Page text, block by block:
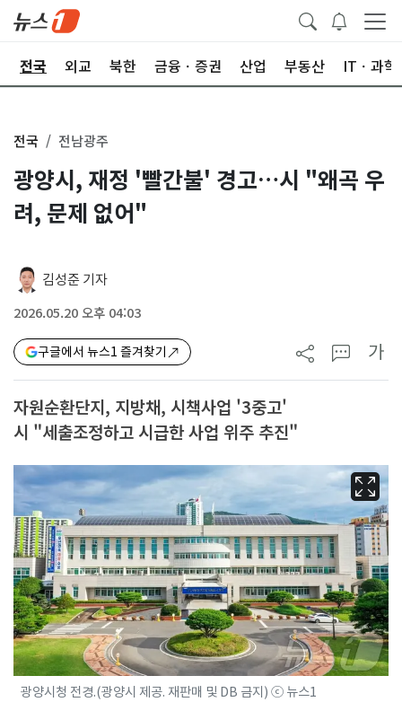
전국 외교 북한 금융ㆍ증권 산업 부동산 ITㆍ과학
전국 전남광주
광양시, 재정 '빨간불' 경고…시 "왜곡 우
려, 문제 없어"
김성준 기자
2026.05.20 오후 04:03
구글에서 뉴스1 즐겨찾기 가
자원순환단지, 지방채, 시책사업 '3중고'
시 "세출조정하고 시급한 사업 위주 추진"
광양시청 전경.(광양시 제공. 재판매 및 DB 금지) ⓒ 뉴스1